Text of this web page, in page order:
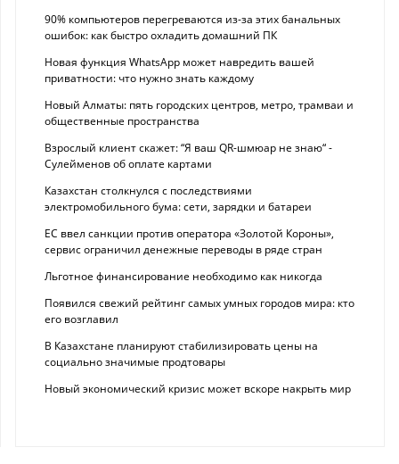
90% компьютеров перегреваются из-за этих банальных
ошибок: как быстро охладить домашний ПК
Новая функция WhatsApp может навредить вашей
приватности: что нужно знать каждому
Новый Алматы: пять городских центров, метро, трамваи и
общественные пространства
Взрослый клиент скажет: “Я ваш QR-шмюар не знаю“ -
Сулейменов об оплате картами
Казахстан столкнулся с последствиями
электромобильного бума: сети, зарядки и батареи
ЕС ввел санкции против оператора «Золотой Короны»,
сервис ограничил денежные переводы в ряде стран
Льготное финансирование необходимо как никогда
Появился свежий рейтинг самых умных городов мира: кто
его возглавил
В Казахстане планируют стабилизировать цены на
социально значимые продтовары
Новый экономический кризис может вскоре накрыть мир